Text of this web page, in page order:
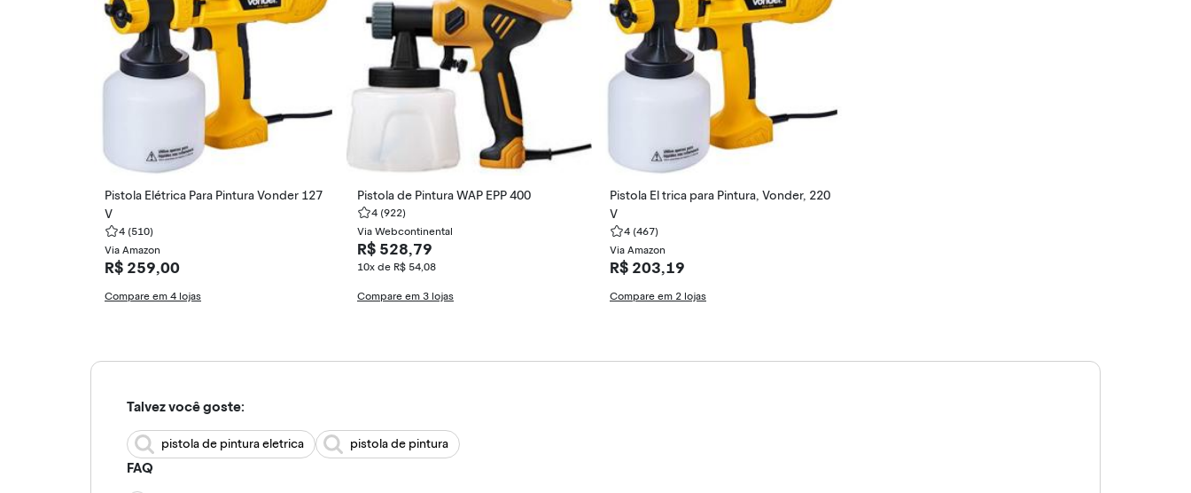
Pistola Elétrica Para Pintura Vonder 127
V
4 (510)
Via Amazon
R$ 259,00
Compare em 4 lojas
Pistola de Pintura WAP EPP 400
4 (922)
Via Webcontinental
R$ 528,79
10x de R$ 54,08
Compare em 3 lojas
Pistola El trica para Pintura, Vonder, 220
V
4 (467)
Via Amazon
R$ 203,19
Compare em 2 lojas
Talvez você goste:
pistola de pintura eletrica pistola de pintura
FAQ